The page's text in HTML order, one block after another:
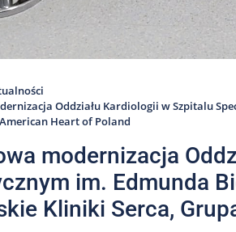
Oddziału Kardiologii w Szpitalu
Heart of Poland
modernizacja
im. Edmunda
Kliniki Serca,